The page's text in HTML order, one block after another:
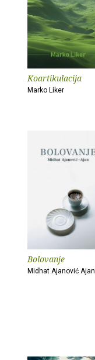
Koartikulacija
Marko Liker
Bolovanje
Midhat Ajanović Ajan